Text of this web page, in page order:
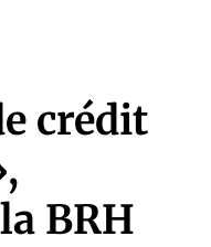
crédit
BRH